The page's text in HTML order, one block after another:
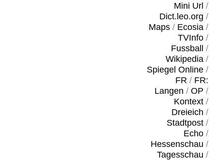
Mini Url /
Dict.leo.org /
Maps/ Ecosia/
TVInfo/
Fussball
/
Wikipedia/
Spiegel Online/
FR / FR:
Langen / OP /
Kontext/
Dreieich /
Stadtpost/
Echo/
Hessenschau /
Tagesschau /